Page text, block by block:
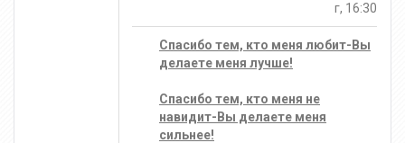
г, 16:30
Спасибо тем, кто меня любит-Вы
делаете меня лучше!
Спасибо тем, кто меня не
навидит-Вы делаете меня
сильнее!